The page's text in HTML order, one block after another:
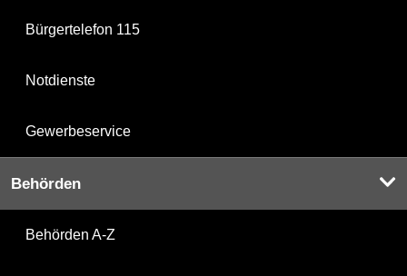
Bürgertelefon 115
Notdienste
Gewerbeservice
Behörden
Behörden A-Z